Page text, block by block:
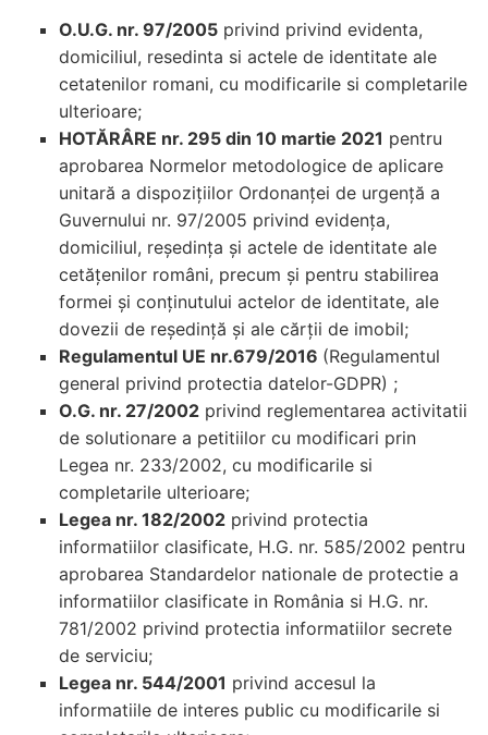
O.U.G. nr. 97/2005privind privind evidenta,
domiciliul, resedinta si actele de identitate ale
cetatenilor romani, cu modificarile si completarile
ulterioare;
HOTĂRÂRE nr. 295 din 10 martie 2021 pentru
aprobarea Normelor metodologice de aplicare
unitară a dispoziţiilor Ordonanţei de urgenţă a
Guvernului nr. 97/2005 privind evidenţa,
domiciliul, reşedinţa şi actele de identitate ale
cetăţenilor români, precum şi pentru stabilirea
formei şi conţinutului actelor de identitate, ale
dovezii de reşedinţă şi ale cărţii de imobil;
Regulamentul UE nr.679/2016 (Regulamentul
general privind protectia datelor-GDPR) ;
O.G. nr. 27/2002privind reglementarea activitatii
de solutionare a petitiilor cu modificari prin
Legea nr. 233/2002, cu modificarile si
completarile ulterioare;
Legea nr. 182/2002privind protectia
informatiilor clasificate, H.G. nr. 585/2002 pentru
aprobarea Standardelor nationale de protectie a
informatiilor clasificate in România si H.G. nr.
781/2002 privind protectia informatiilor secrete
de serviciu;
Legea nr. 544/2001 privind accesul la
informatiile de interes public cu modificarile si